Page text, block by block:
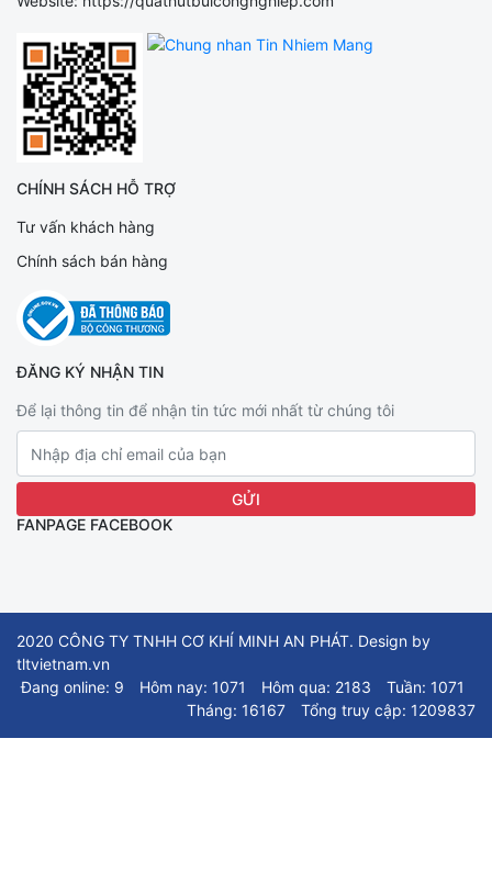
CHÍNH SÁCH HỖ TRỢ
Tư vấn khách hàng
Chính sách bán hàng
ĐĂNG KÝ NHẬN TIN
Để lại thông tin để nhận tin tức mới nhất từ chúng tôi
FANPAGE FACEBOOK
2020 CÔNG TY TNHH CƠ KHÍ MINH AN PHÁT. Design by
tltvietnam.vn
Đang online: 9
Hôm nay: 1071 Hôm qua: 2183
Tuần: 1071
Tháng: 16167
Tổng truy cập: 1209837